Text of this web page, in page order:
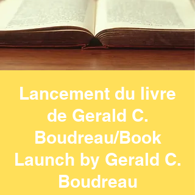
Lancement du livre
de Gerald C.
Boudreau/Book
Launch by Gerald C.
Boudreau